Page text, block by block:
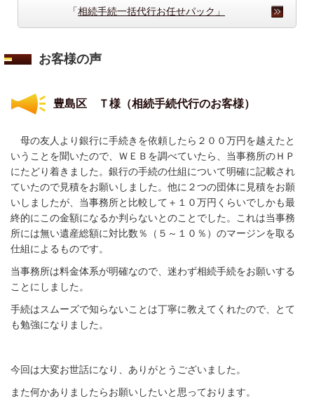
「相続手続一括代行お任せパック」
お客様の声
豊島区 Ｔ様（相続手続代行のお客様）
母の友人より銀行に手続きを依頼したら２００万円を越えたと
いうことを聞いたので、ＷＥＢを調べていたら、当事務所のＨＰ
にたどり着きました。銀行の手続の仕組について明確に記載され
ていたので見積をお願いしました。他に２つの団体に見積をお願
いしましたが、当事務所と比較して＋１０万円くらいでしかも最
終的にこの金額になるか判らないとのことでした。これは当事務
所には無い遺産総額に対比数％（５～１０％）のマージンを取る
仕組によるものです。
当事務所は料金体系が明確なので、迷わず相続手続をお願いする
ことにしました。
手続はスムーズで知らないことは丁寧に教えてくれたので、とて
も勉強になりました。
今回は大変お世話になり、ありがとうございました。
また何かありましたらお願いしたいと思っております。